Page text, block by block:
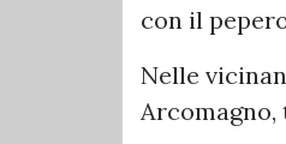
con il
Nelle